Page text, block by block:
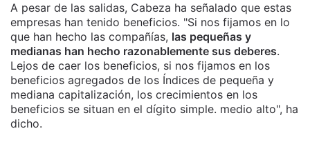
A pesar de las salidas, Cabeza ha señalado que estas
empresas han tenido beneficios. "Si nos fijamos en lo
que han hecho las compañías, las pequeñas y
medianas han hecho razonablemente sus deberes.
Lejos de caer los beneficios, si nos fijamos en los
beneficios agregados de los Índices de pequeña y
mediana capitalización, los crecimientos en los
beneficios se situan en el dígito simple. medio alto", ha
dicho.